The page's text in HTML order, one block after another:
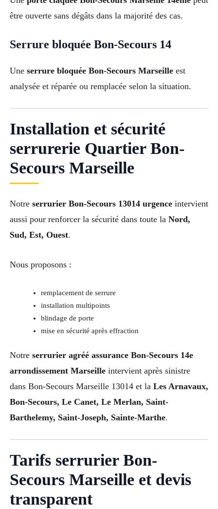
être ouverte sans dégâts dans la majorité des cas.
Serrure bloquée Bon-Secours 14
Une serrure bloquée Bon-Secours Marseille est
analysée et réparée ou remplacée selon la situation.
Installation et sécurité
serrurerie Quartier Bon-
Secours Marseille
Notre serrurier Bon-Secours 13014 urgence intervient
aussi pour renforcer la sécurité dans toute la Nord,
Sud, Est, Ouest.
Nous proposons :
remplacement de serrure
installation multipoints
blindage de porte
mise en sécurité après effraction
Notre serrurier agréé assurance Bon-Secours 14e
arrondissement Marseille intervient après sinistre
dans Bon-Secours Marseille 13014 et la Les Arnavaux,
Bon-Secours, Le Canet, Le Merlan, Saint-
Barthelemy, Saint-Joseph, Sainte-Marthe.
Tarifs serrurier Bon-
Secours Marseille et devis
transparent